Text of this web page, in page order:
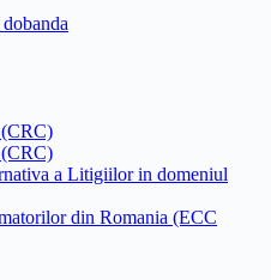
a Litigiilor in domeniul
din Romania (ECC